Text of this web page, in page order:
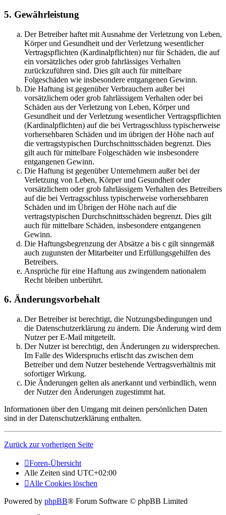
5. Gewährleistung
Der Betreiber haftet mit Ausnahme der Verletzung von Leben,
Körper und Gesundheit und der Verletzung wesentlicher
Vertragspflichten (Kardinalpflichten) nur für Schäden, die auf
ein vorsätzliches oder grob fahrlässiges Verhalten
zurückzuführen sind. Dies gilt auch für mittelbare
Folgeschäden wie insbesondere entgangenen Gewinn.
Die Haftung ist gegenüber Verbrauchern außer bei
vorsätzlichem oder grob fahrlässigem Verhalten oder bei
Schäden aus der Verletzung von Leben, Körper und
Gesundheit und der Verletzung wesentlicher Vertragspflichten
(Kardinalpflichten) auf die bei Vertragsschluss typischerweise
vorhersehbaren Schäden und im übrigen der Höhe nach auf
die vertragstypischen Durchschnittsschäden begrenzt. Dies
gilt auch für mittelbare Folgeschäden wie insbesondere
entgangenen Gewinn.
Die Haftung ist gegenüber Unternehmern außer bei der
Verletzung von Leben, Körper und Gesundheit oder
vorsätzlichem oder grob fahrlässigem Verhalten des Betreibers
auf die bei Vertragsschluss typischerweise vorhersehbaren
Schäden und im Übrigen der Höhe nach auf die
vertragstypischen Durchschnittsschäden begrenzt. Dies gilt
auch für mittelbare Schäden, insbesondere entgangenen
Gewinn.
Die Haftungsbegrenzung der Absätze a bis c gilt sinngemäß
auch zugunsten der Mitarbeiter und Erfüllungsgehilfen des
Betreibers.
Ansprüche für eine Haftung aus zwingendem nationalem
Recht bleiben unberührt.
6. Änderungsvorbehalt
Der Betreiber ist berechtigt, die Nutzungsbedingungen und
die Datenschutzerklärung zu ändern. Die Änderung wird dem
Nutzer per E-Mail mitgeteilt.
Der Nutzer ist berechtigt, den Änderungen zu widersprechen.
Im Falle des Widerspruchs erlischt das zwischen dem
Betreiber und dem Nutzer bestehende Vertragsverhältnis mit
sofortiger Wirkung.
Die Änderungen gelten als anerkannt und verbindlich, wenn
der Nutzer den Änderungen zugestimmt hat.
Informationen über den Umgang mit deinen persönlichen Daten
sind in der Datenschutzerklärung enthalten.
Zurück zur vorherigen Seite
Foren-Übersicht
Alle Zeiten sind UTC+02:00
Alle Cookies löschen
Powered by phpBB® Forum Software © phpBB Limited